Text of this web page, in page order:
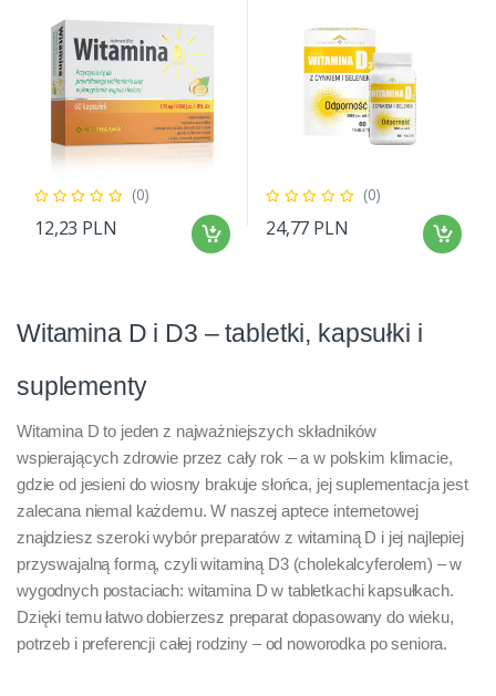
(0)
12,23 PLN
(0)
24,77 PLN
Witamina D i D3 – tabletki, kapsułki i
suplementy
Witamina D to jeden z najważniejszych składników
wspierających zdrowie przez cały rok – a w polskim klimacie,
gdzie od jesieni do wiosny brakuje słońca, jej suplementacja jest
zalecana niemal każdemu. W naszej aptece internetowej
znajdziesz szeroki wybór preparatów z witaminą D i jej najlepiej
przyswajalną formą, czyli witaminą D3 (cholekalcyferolem) – w
wygodnych postaciach: witamina D w tabletkachi kapsułkach.
Dzięki temu łatwo dobierzesz preparat dopasowany do wieku,
potrzeb i preferencji całej rodziny – od noworodka po seniora.